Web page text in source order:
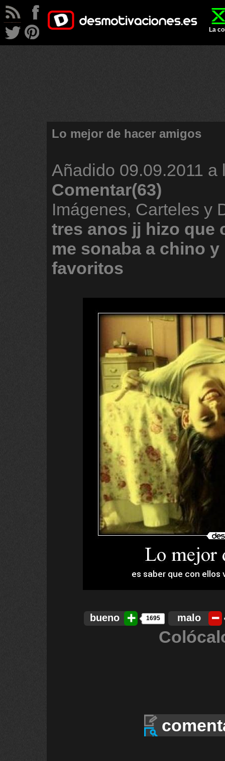
La
Lo mejor de hacer amigos
Añadido 09.09.2011 a
Comentar(63)
Imágenes, Carteles y
tres anos jj hizo que
me sonaba a chino y
favoritos
bueno 1695 malo